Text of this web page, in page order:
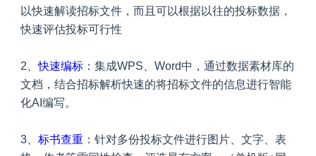
以快速解读招标文件，而且可以根据以往的投标数据，
快速评估投标可行性
2、快速编标：集成WPS、Word中，通过数据素材库的
文档，结合招标解析快速的将招标文件的信息进行智能
化AI编写。
3、 标书查重：针对多份投标文件进行图片、文字、表